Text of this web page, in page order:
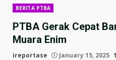
BERITA PTBA
PTBA Gerak Cepat
Muara Enim
ireportase January 15, 2025